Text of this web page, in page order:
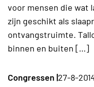
voor mensen die wat
zijn geschikt als
ontvangstruimte.
binnen en buiten […]
Congressen |27-8-